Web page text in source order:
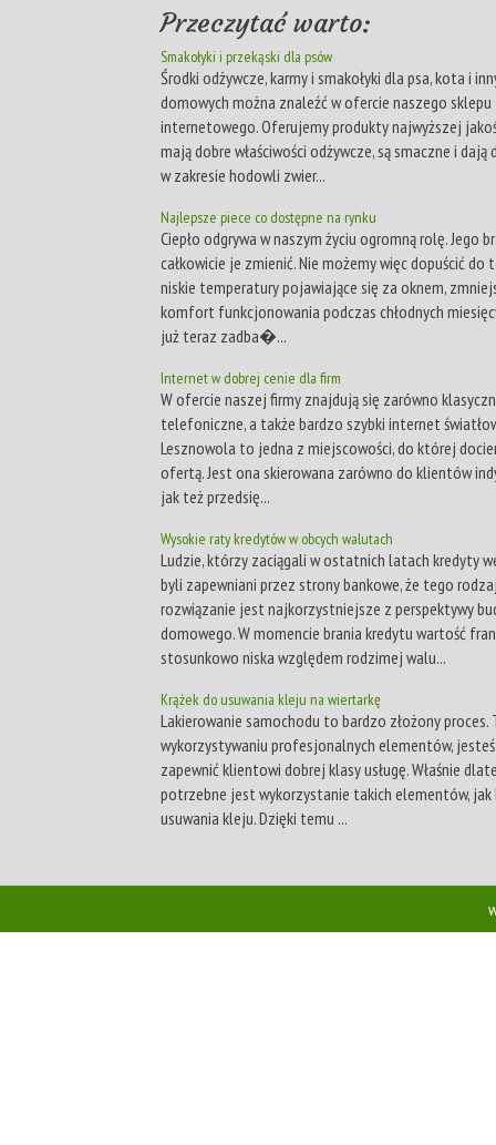
Przeczytać warto:
Smakołyki i przekąski dla psów
Środki odżywcze, karmy i smakołyki dla psa, kota i
domowych można znaleźć w ofercie naszego sklepu
internetowego. Oferujemy produkty najwyższej
mają dobre właściwości odżywcze, są smaczne i
w zakresie hodowli zwier...
Najlepsze piece co dostępne na rynku
Ciepło odgrywa w naszym życiu ogromną rolę. Jego
całkowicie je zmienić. Nie możemy więc dopuścić do
niskie temperatury pojawiające się za oknem,
komfort funkcjonowania podczas chłodnych
już teraz zadba�...
Internet w dobrej cenie dla firm
W ofercie naszej firmy znajdują się zarówno
telefoniczne, a także bardzo szybki internet
Lesznowola to jedna z miejscowości, do której
ofertą. Jest ona skierowana zarówno do klientów
jak też przedsię...
Wysokie raty kredytów w obcych walutach
Ludzie, którzy zaciągali w ostatnich latach kredyty
byli zapewniani przez strony bankowe, że tego
rozwiązanie jest najkorzystniejsze z perspektywy
domowego. W momencie brania kredytu wartość
stosunkowo niska względem rodzimej walu...
Krążek do usuwania kleju na wiertarkę
Lakierowanie samochodu to bardzo złożony proces.
wykorzystywaniu profesjonalnych elementów,
zapewnić klientowi dobrej klasy usługę. Właśnie
potrzebne jest wykorzystanie takich elementów, jak
usuwania kleju. Dzięki temu ...